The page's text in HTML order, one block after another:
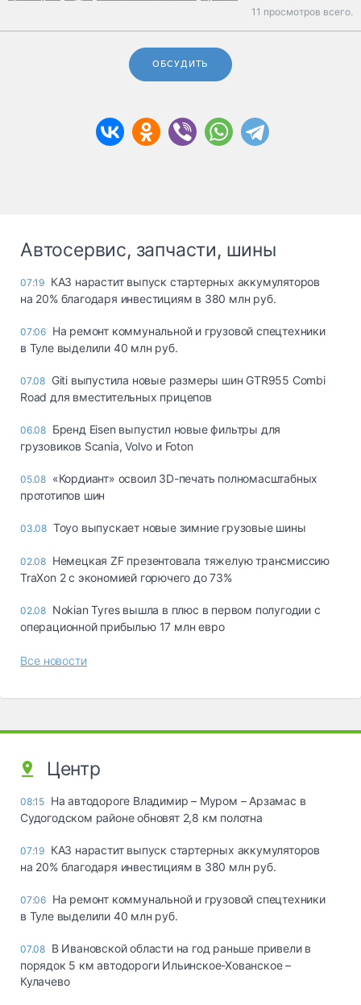
11 просмотров всего.
ОБСУДИТЬ
Автосервис, запчасти, шины
07:19 КАЗ нарастит выпуск стартерных аккумуляторов
на 20% благодаря инвестициям в 380 млн руб.
07:06 На ремонт коммунальной и грузовой спецтехники
в Туле выделили 40 млн руб.
07.08 Giti выпустила новые размеры шин GTR955 Combi
Road для вместительных прицепов
06.08 Бренд Eisen выпустил новые фильтры для
грузовиков Scania, Volvo и Foton
05.08 «Кордиант» освоил 3D-печать полномасштабных
прототипов шин
03.08 Toyo выпускает новые зимние грузовые шины
02.08 Немецкая ZF презентовала тяжелую трансмиссию
TraXon 2 с экономией горючего до 73%
02.08 Nokian Tyres вышла в плюс в первом полугодии с
операционной прибылью 17 млн евро
Все новости
Центр
08:15 На автодороге Владимир – Муром – Арзамас в
Судогодском районе обновят 2,8 км полотна
07:19 КАЗ нарастит выпуск стартерных аккумуляторов
на 20% благодаря инвестициям в 380 млн руб.
07:06 На ремонт коммунальной и грузовой спецтехники
в Туле выделили 40 млн руб.
07.08 В Ивановской области на год раньше привели в
порядок 5 км автодороги Ильинское-Хованское –
Кулачево